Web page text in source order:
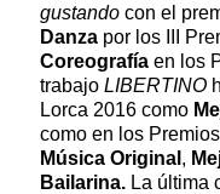
gustando con el
Danza por los III
Coreografía en los
trabajo LIBERTINO
Lorca 2016 como
como en los
Música Original ,
Bailarina. La última